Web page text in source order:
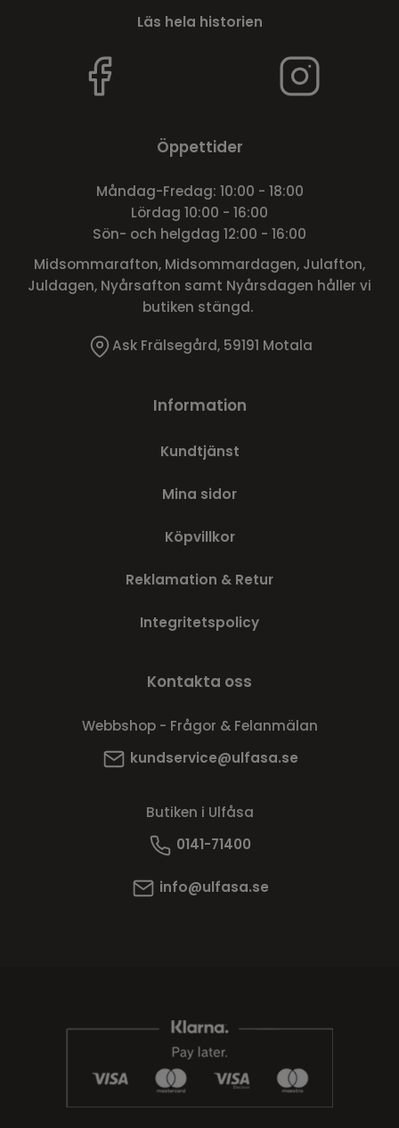
Läs hela historien
Öppettider
Måndag-Fredag: 10:00 - 18:00
Lördag 10:00 - 16:00
Sön- och helgdag 12:00 - 16:00
Midsommarafton, Midsommardagen, Julafton,
Juldagen, Nyårsafton samt Nyårsdagen håller vi
butiken stängd.
Ask Frälsegård, 59191 Motala
Information
Kundtjänst
Mina sidor
Köpvillkor
Reklamation & Retur
Integritetspolicy
Kontakta oss
Webbshop - Frågor & Felanmälan
kundservice@ulfasa.se
Butiken i Ulfåsa
0141-71400
info@ulfasa.se